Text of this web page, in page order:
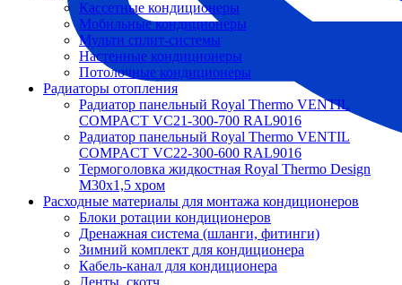
Кассетные кондиционеры
Мобильные кондиционеры
Мульти сплит-системы
Настенные кондиционеры
Потолочные кондиционеры
Радиаторы отопления
Радиатор панельный Royal Thermo VENTIL
COMPACT VC21-300-700 RAL9016
Радиатор панельный Royal Thermo VENTIL
COMPACT VC22-300-600 RAL9016
Термоголовка жидкостная Royal Thermo Design
M30х1,5 хром
Расходные материалы для монтажа кондиционеров
Блоки ротации кондиционеров
Дренажная система (шланги, фитинги)
Зимний комплект для кондиционера
Кабель-канал для кондиционера
Ленты, скотч